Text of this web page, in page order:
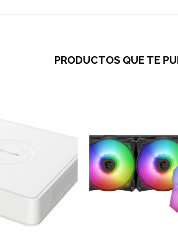
PRODUCTOS QUE TE